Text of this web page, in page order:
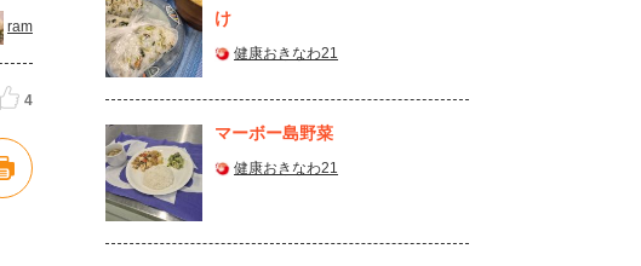
ram
4
け
健康おきなわ21
マーボー島野菜
健康おきなわ21